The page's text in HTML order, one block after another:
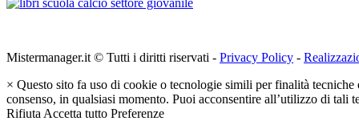
Mistermanager.it © Tutti i diritti riservati - Privacy Policy -
× Questo sito fa uso di cookie o tecnologie simili per finalità
consenso, in qualsiasi momento. Puoi acconsentire all’utilizzo di
Rifiuta Accetta tutto Preferenze